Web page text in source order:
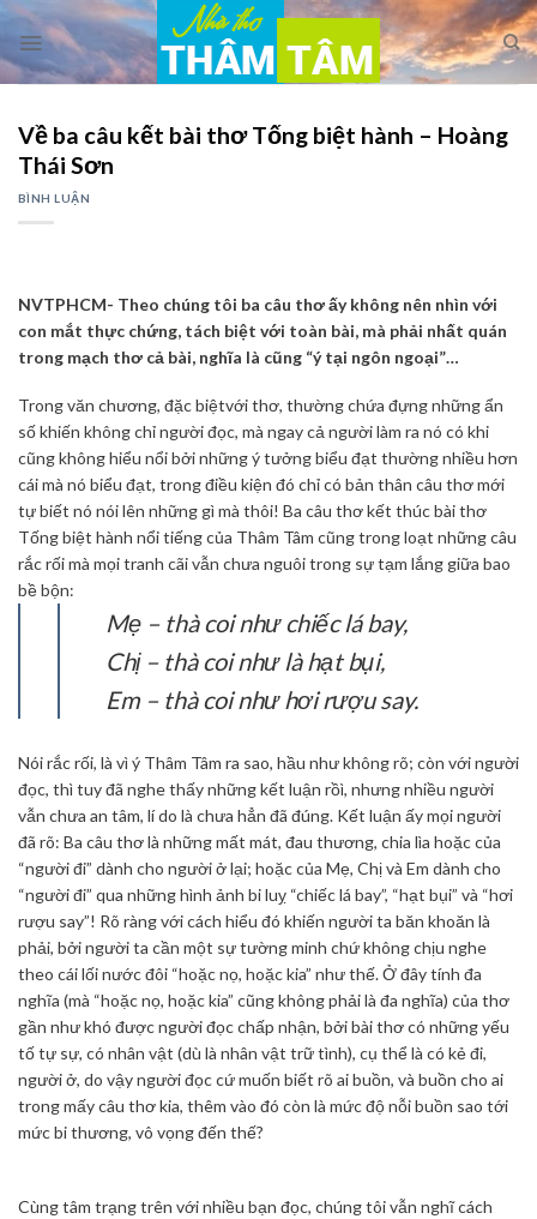
Skip
content
Về ba câu kết bài thơ Tống biệt hành – Hoàng
Thái Sơn
BÌNH LUẬN
NVTPHCM- Theo chúng tôi ba câu thơ ấy không nên nhìn với
con mắt thực chứng, tách biệt với toàn bài, mà phải nhất quán
trong mạch thơ cả bài, nghĩa là cũng “ý tại ngôn ngoại”…
Trong văn chương, đặc biệtvới thơ, thường chứa đựng những ẩn
số khiến không chỉ người đọc, mà ngay cả người làm ra nó có khi
cũng không hiểu nổi bởi những ý tưởng biểu đạt thường nhiều hơn
cái mà nó biểu đạt, trong điều kiện đó chỉ có bản thân câu thơ mới
tự biết nó nói lên những gì mà thôi! Ba câu thơ kết thúc bài thơ
Tống biệt hành nổi tiếng của Thâm Tâm cũng trong loạt những câu
rắc rối mà mọi tranh cãi vẫn chưa nguôi trong sự tạm lắng giữa bao
bề bộn:
Mẹ – thà coi như chiếc lá bay,
Chị – thà coi như là hạt bụi,
Em – thà coi như hơi rượu say.
Nói rắc rối, là vì ý Thâm Tâm ra sao, hầu như không rõ; còn với người
đọc, thì tuy đã nghe thấy những kết luận rồì, nhưng nhiều người
vẫn chưa an tâm, lí do là chưa hẳn đã đúng. Kết luận ấy mọi người
đã rõ: Ba câu thơ là những mất mát, đau thương, chia lìa hoặc của
“người đi” dành cho người ở lại; hoặc của Mẹ, Chị và Em dành cho
“người đi” qua những hình ảnh bi luỵ “chiếc lá bay”, “hạt bụi” và “hơi
rượu say”! Rõ ràng với cách hiểu đó khiến người ta băn khoăn là
phải, bởi người ta cần một sự tường minh chứ không chịu nghe
theo cái lối nước đôi “hoặc nọ, hoặc kia” như thế. Ở đây tính đa
nghĩa (mà “hoặc nọ, hoặc kia” cũng không phải là đa nghĩa) của thơ
gần như khó được người đọc chấp nhận, bởi bài thơ có những yếu
tố tự sự, có nhân vật (dù là nhân vật trữ tình), cụ thể là có kẻ đi,
người ở, do vậy người đọc cứ muốn biết rõ ai buồn, và buồn cho ai
trong mấy câu thơ kia, thêm vào đó còn là mức độ nỗi buồn sao tới
mức bi thương, vô vọng đến thế?
Cùng tâm trạng trên với nhiều bạn đọc, chúng tôi vẫn nghĩ cách